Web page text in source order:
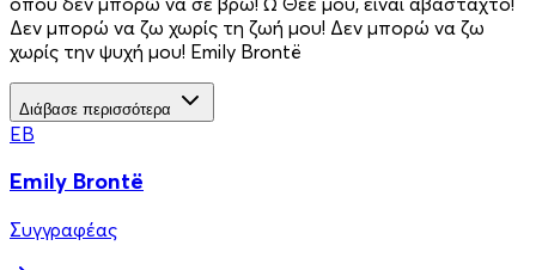
Δεν μπορώ να ζω χωρίς τη ζωή μου! Δεν μπορώ να ζω
χωρίς την ψυχή μου! Emily Brontë
Διάβασε περισσότερα
EB
Emily Brontë
Συγγραφέας